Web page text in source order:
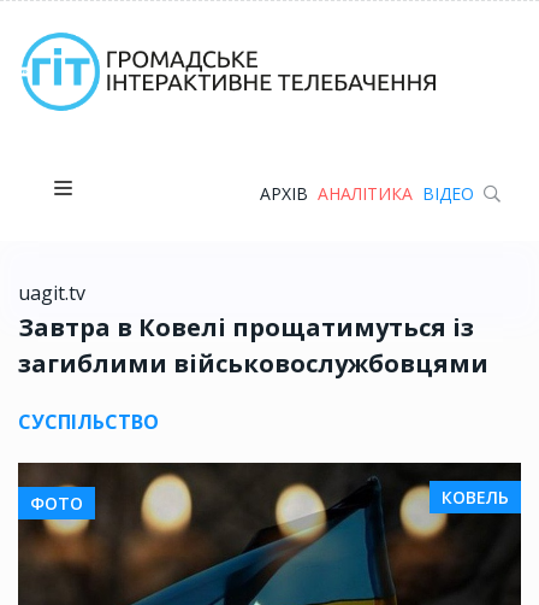
АРХІВ АНАЛІТИКА ВІДЕО
uagit.tv
Завтра в Ковелі прощатимуться із
загиблими військовослужбовцями
СУСПІЛЬСТВО
ФОТО КОВЕЛЬ